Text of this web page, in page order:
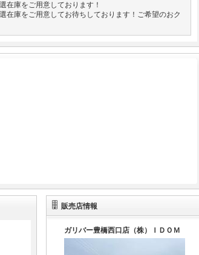
在庫をご用意しております！
在庫をご用意してお待ちしております！ご希望のおク
販売店情報
ガリバー豊橋西口店（株）ＩＤＯＭ